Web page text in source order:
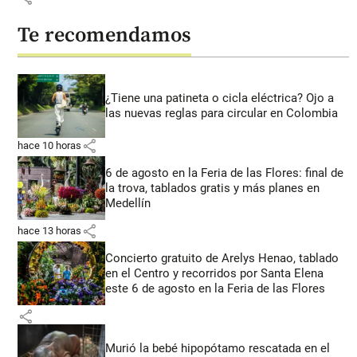
Te recomendamos
¿Tiene una patineta o cicla eléctrica? Ojo a
las nuevas reglas para circular en Colombia
hace 10 horas share
6 de agosto en la Feria de las Flores: final de
la trova, tablados gratis y más planes en
Medellín
hace 13 horas share
Concierto gratuito de Arelys Henao, tablado
en el Centro y recorridos por Santa Elena
este 6 de agosto en la Feria de las Flores
share
Murió la bebé hipopótamo rescatada en el